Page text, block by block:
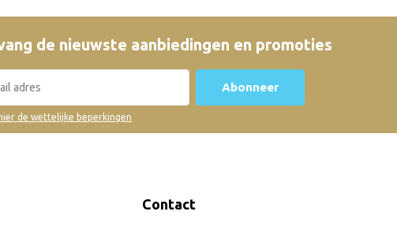
de nieuwste aanbiedingen en promoties
Abonneer
de wettelijke beperkingen
Contact